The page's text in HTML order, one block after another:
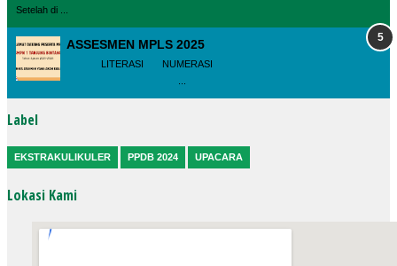
Setelah di ...
ASSESMEN MPLS 2025
LITERASI NUMERASI
Label
EKSTRAKULIKULER PPDB 2024 UPACARA
Lokasi Kami